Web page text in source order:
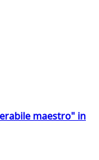
maestro" in